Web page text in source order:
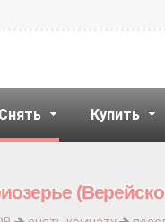
Снять Купить